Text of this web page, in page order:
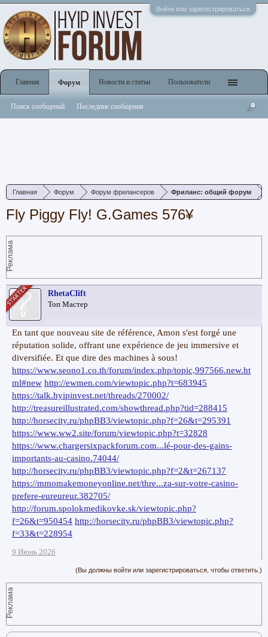
Войти или зарегистрироваться
Главная Форум Форум фрилансеров Фриланс: общий форум
Fly Piggy Fly! G.Games 576¥
Реклама
RhetaClift
Топ Мастер
En tant que nouveau site de référence, Amon s'est forgé une
réputation solide, offrant une expérience de jeu immersive et
diversifiée. Et que dire des machines à sous!
https://www.seono1.co.th/forum/index.php/topic,997566.new.ht
ml#new http://ewmen.com/viewtopic.php?t=683945
https://talk.hyipinvest.net/threads/270002/
http://treasureillustrated.com/showthread.php?tid=288415
http://horsecity.ru/phpBB3/viewtopic.php?f=26&t=295391
https://www.ww2.site/forum/viewtopic.php?t=32828
https://www.chargersixpackforum.com...lé-pour-des-gains-
importants-au-casino.74044/
http://horsecity.ru/phpBB3/viewtopic.php?f=2&t=267137
https://mmomakemoneyonline.net/thre...za-sur-votre-casino-
prefere-eureureur.382705/
http://forum.spolokmedikovke.sk/viewtopic.php?
f=26&t=950454 http://horsecity.ru/phpBB3/viewtopic.php?
f=33&t=228954
9 Июнь 2026
(Вы должны войти или зарегистрироваться, чтобы ответить.)
Реклама
Главная Форум
Поиск сообщений Последние сообщения
Новости и статьи Пользователи